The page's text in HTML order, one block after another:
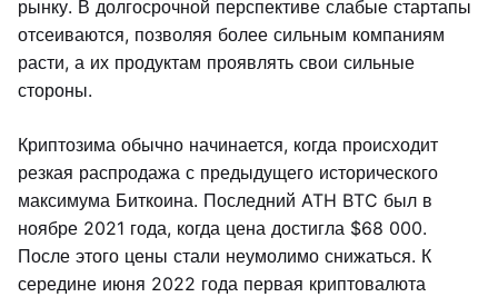
рынку. В долгосрочной перспективе слабые стартапы
отсеиваются, позволяя более сильным компаниям
расти, а их продуктам проявлять свои сильные
стороны.
Криптозима обычно начинается, когда происходит
резкая распродажа с предыдущего исторического
максимума Биткоина. Последний ATH BTC был в
ноябре 2021 года, когда цена достигла $68 000.
После этого цены стали неумолимо снижаться. К
середине июня 2022 года первая криптовалюта